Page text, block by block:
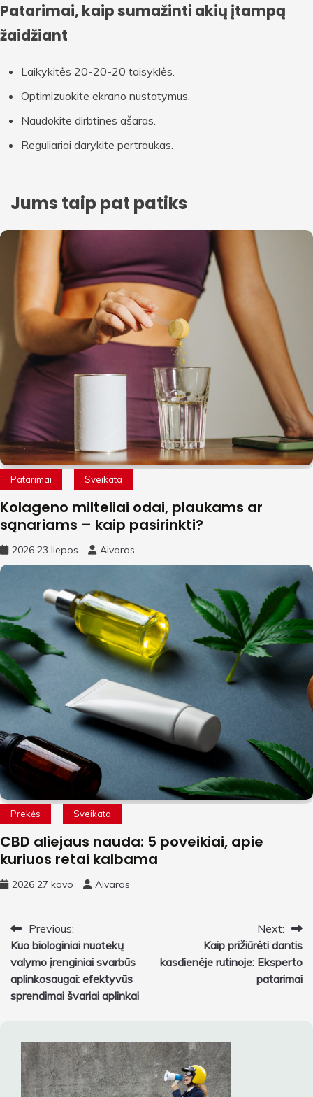
Patarimai, kaip sumažinti akių įtampą
žaidžiant
Laikykitės 20-20-20 taisyklės.
Optimizuokite ekrano nustatymus.
Naudokite dirbtines ašaras.
Reguliariai darykite pertraukas.
Jums taip pat patiks
Patarimai Sveikata
Kolageno milteliai odai, plaukams ar
sąnariams – kaip pasirinkti?
2026 23 liepos Aivaras
Prekės Sveikata
CBD aliejaus nauda: 5 poveikiai, apie
kuriuos retai kalbama
2026 27 kovo Aivaras
Navigacija
tarp
įrašų
Previous:
Kuo biologiniai nuotekų
valymo įrenginiai svarbūs
aplinkosaugai: efektyvūs
sprendimai švariai aplinkai
Next:
Kaip prižiūrėti dantis
kasdienėje rutinoje: Eksperto
patarimai